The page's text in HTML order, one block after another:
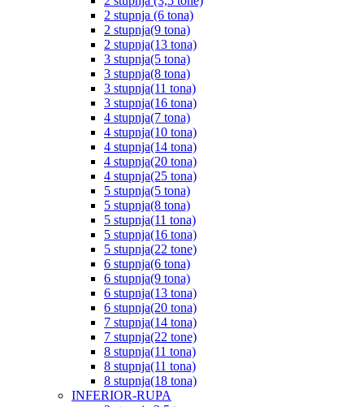
2 stupnja (6 tona)
2 stupnja(9 tona)
2 stupnja(13 tona)
3 stupnja(5 tona)
3 stupnja(8 tona)
3 stupnja(11 tona)
3 stupnja(16 tona)
4 stupnja(7 tona)
4 stupnja(10 tona)
4 stupnja(14 tona)
4 stupnja(20 tona)
4 stupnja(25 tona)
5 stupnja(5 tona)
5 stupnja(8 tona)
5 stupnja(11 tona)
5 stupnja(16 tona)
5 stupnja(22 tone)
6 stupnja(6 tona)
6 stupnja(9 tona)
6 stupnja(13 tona)
6 stupnja(20 tona)
7 stupnja(14 tona)
7 stupnja(22 tone)
8 stupnja(11 tona)
8 stupnja(11 tona)
8 stupnja(18 tona)
INFERIOR-RUPA